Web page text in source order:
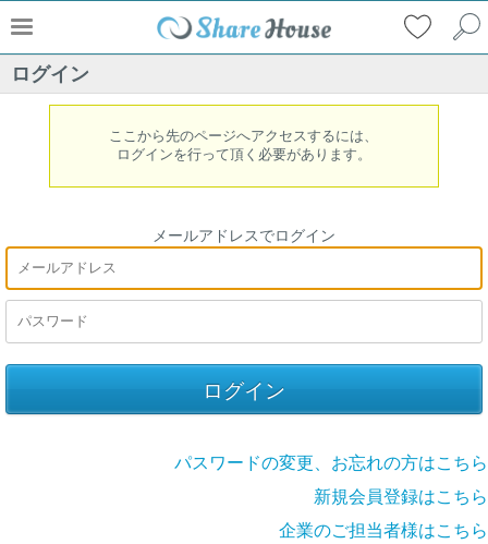
ログイン
ここから先のページへアクセスするには、
ログインを行って頂く必要があります。
メールアドレスでログイン
パスワードの変更、お忘れの方はこちら
新規会員登録はこちら
企業のご担当者様はこちら